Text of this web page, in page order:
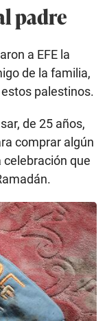
padre
a EFE la
de la familia,
palestinos.
de 25 años,
comprar algún
celebración que